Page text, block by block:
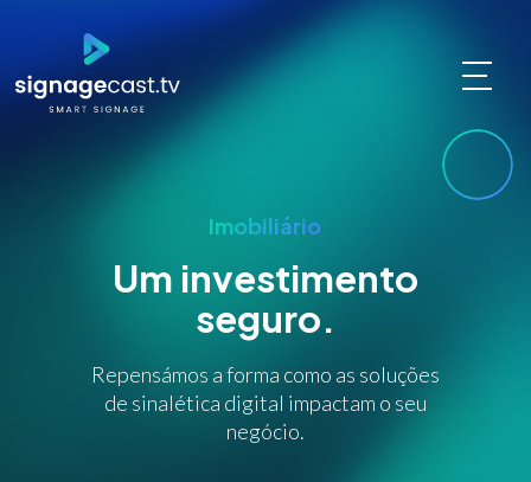
Imobiliário
Um investimento
seguro.
Repensámos a forma como as soluções
de sinalética digital impactam o seu
negócio.